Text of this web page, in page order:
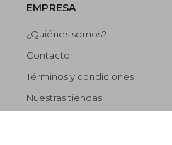
EMPRESA
¿Quiénes somos?
Contacto
Términos y condiciones
Nuestras tiendas